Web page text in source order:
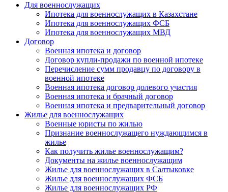
Для военнослужащих
Ипотека для военнослужащих в Казахстане
Ипотека для военнослужащих ФСБ
Ипотека для военнослужащих МВД
Договор
Военная ипотека и договор
Договор купли-продажи по военной ипотеке
Перечисление сумм продавцу по договору в
военной ипотеке
Военная ипотека договор долевого участия
Военная ипотека и брачный договор
Военная ипотека и предварительный договор
Жилье для военнослужащих
Военные юристы по жилью
Признание военнослужащего нуждающимся в
жилье
Как получить жилье военнослужащим?
Документы на жилье военнослужащим
Жилье для военнослужащих в Салтыковке
Жилье для военнослужащих ФСБ
Жилье для военнослужащих РФ